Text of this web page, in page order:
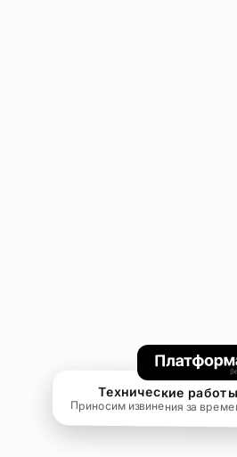
Технические
Приносим извинения за